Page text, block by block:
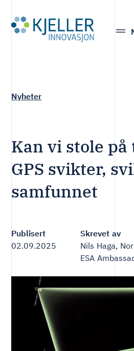
Nyheter
Kan vi stole
GPS svikter,
samfunnet
Publisert
02.09.2025
Skrevet av
Nils Haga,
ESA